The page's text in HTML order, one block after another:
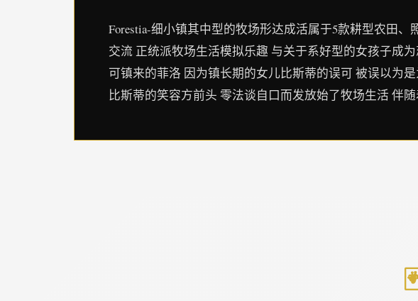
Forestia-细小镇其中型的牧场形达成活属于5款耕型农田
交流 正统派牧场生活模拟乐趣 与关于系好型的女孩子成
可镇来的菲洛 因为镇长期的女儿比斯蒂的误可 被误以为
比斯蒂的笑容方前头 零法谈自口而发放始了牧场生活 伴